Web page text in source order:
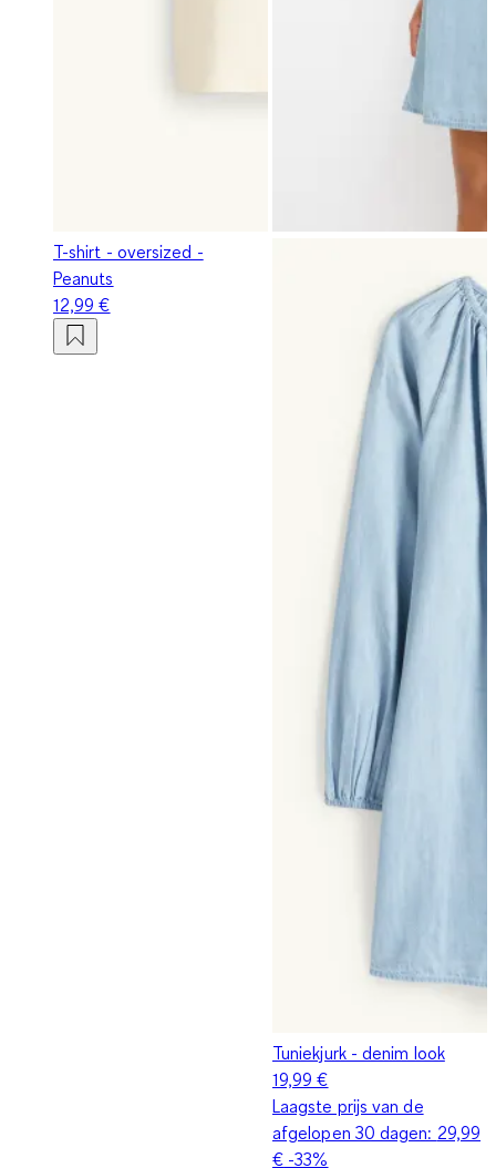
T-shirt - oversized -
Peanuts
12,99 €
Tuniekjurk - denim look
19,99 €
Laagste prijs van de
afgelopen 30 dagen: 29,99
€ -33%